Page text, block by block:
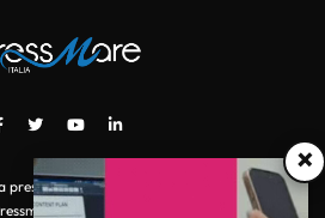
×
il Tribunale di Roma con autorizzazione
è un marchio di S.P.E.N. Srl - P.IVA